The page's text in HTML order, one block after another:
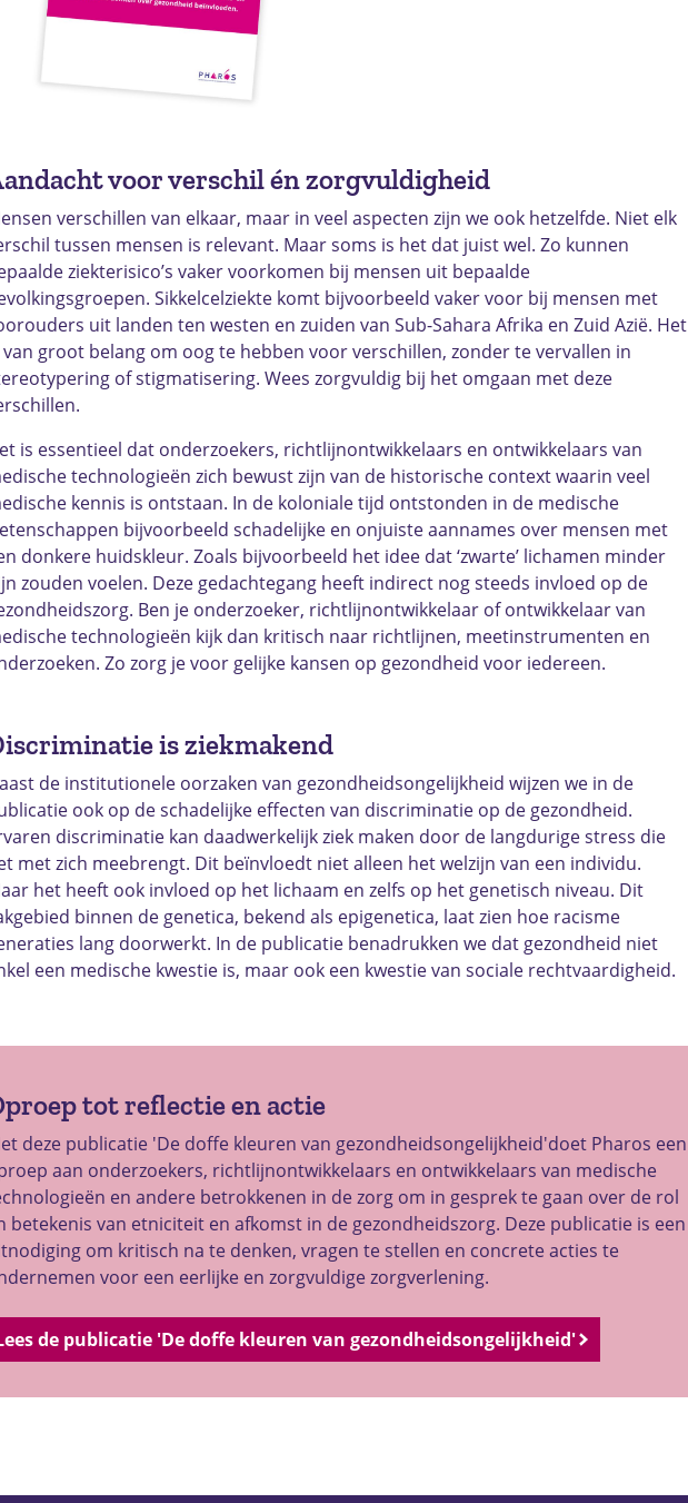
voor verschil én zorgvuldigheid
verschillen van elkaar, maar in veel aspecten zijn we ook hetzelfde. Niet elk
tussen mensen is relevant. Maar soms is het dat juist wel. Zo kunnen
ziekterisico’s vaker voorkomen bij mensen uit bepaalde
Sikkelcelziekte komt bijvoorbeeld vaker voor bij mensen met
uit landen ten westen en zuiden van Sub-Sahara Afrika en Zuid Azië. Het
van groot belang om oog te hebben voor verschillen, zonder te vervallen in
of stigmatisering. Wees zorgvuldig bij het omgaan met deze
is essentieel dat onderzoekers, richtlijnontwikkelaars en ontwikkelaars van
technologieën zich bewust zijn van de historische context waarin veel
kennis is ontstaan. In de koloniale tijd ontstonden in de medische
bijvoorbeeld schadelijke en onjuiste aannames over mensen met
donkere huidskleur. Zoals bijvoorbeeld het idee dat ‘zwarte’ lichamen minder
zouden voelen. Deze gedachtegang heeft indirect nog steeds invloed op de
Ben je onderzoeker, richtlijnontwikkelaar of ontwikkelaar van
technologieën kijk dan kritisch naar richtlijnen, meetinstrumenten en
Zo zorg je voor gelijke kansen op gezondheid voor iedereen.
is ziekmakend
de institutionele oorzaken van gezondheidsongelijkheid wijzen we in de
ook op de schadelijke effecten van discriminatie op de gezondheid.
discriminatie kan daadwerkelijk ziek maken door de langdurige stress die
met zich meebrengt. Dit beïnvloedt niet alleen het welzijn van een individu.
het heeft ook invloed op het lichaam en zelfs op het genetisch niveau. Dit
binnen de genetica, bekend als epigenetica, laat zien hoe racisme
lang doorwerkt. In de publicatie benadrukken we dat gezondheid niet
een medische kwestie is, maar ook een kwestie van sociale rechtvaardigheid.
tot reflectie en actie
deze publicatie 'De doffe kleuren van gezondheidsongelijkheid'doet Pharos een
aan onderzoekers, richtlijnontwikkelaars en ontwikkelaars van medische
en andere betrokkenen in de zorg om in gesprek te gaan over de rol
betekenis van etniciteit en afkomst in de gezondheidszorg. Deze publicatie is een
om kritisch na te denken, vragen te stellen en concrete acties te
voor een eerlijke en zorgvuldige zorgverlening.
de publicatie 'De doffe kleuren van gezondheidsongelijkheid'